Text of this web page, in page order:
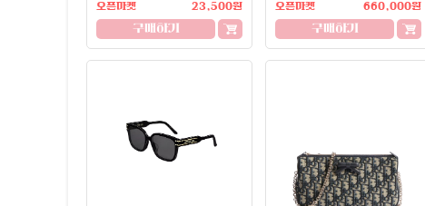
오픈마켓
23,500원
구매하기
오픈마켓
660,000원
구매하기